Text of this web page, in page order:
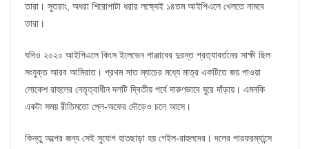
তারা। সুতরাং, অধরা শিরোপাটা ধরার লক্ষ্যেই ১৪তম আইপিএলে খেলতে নামবে
তারা।
যদিও ২০২০ আইপিএলে কিংস ইলেভেন পাঞ্জাবের দুরন্ত প্রত্যাবর্তনের সাক্ষী ছিল
সংযুক্ত আরব আমিরাত। প্রথম সাত ম্যাচের মধ্যে মাত্র একটিতে জয় পাওয়া
লোকেশ রাহুলের নেতৃত্বাধীন দলটি দ্বিতীয় পর্বে দারুণভাবে ঘুরে দাঁড়ায়। এমনকি
একটা সময় রীতিমতো প্লে-অফের দৌড়েও চলে আসে।
কিন্তু অল্পের জন্য সেই সুযোগ হাতছাড়া হয় গেইল-রাহুলদের। দলের পারফরম্যান্সে